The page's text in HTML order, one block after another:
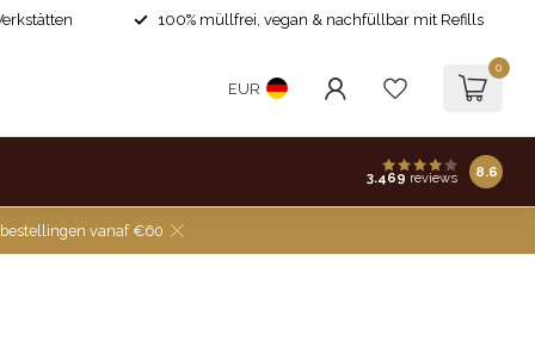
100% müllfrei, vegan & nachfüllbar mit Refills
EUR
0
3.469 reviews 8.6
bestellingen vanaf €60